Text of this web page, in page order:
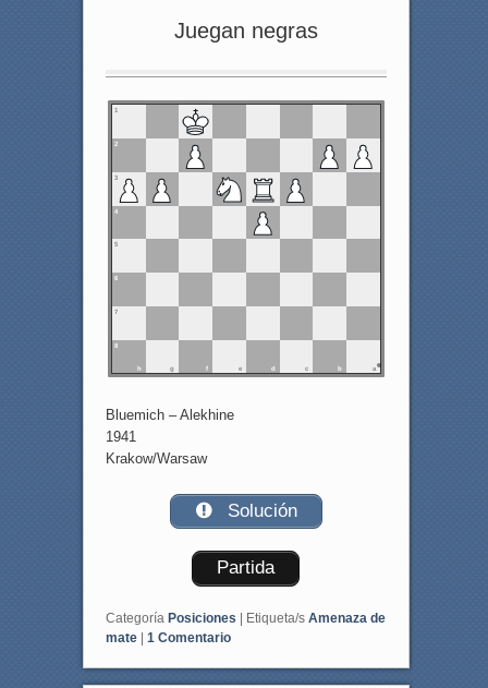
Juegan negras
1
2
3
4
5
6
7
8
h g e d c b a
Bluemich – Alekhine
1941
Krakow/Warsaw
Solución
Partida
Categoría Posiciones | Etiqueta/s Amenaza de
mate | 1 Comentario